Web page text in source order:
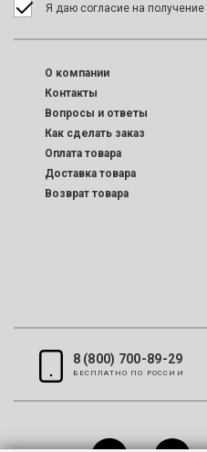
Я даю согласие на получение
O компании
Контакты
Вопросы и ответы
Как сделать заказ
Оплата товара
Доставка товара
Возврат товара
8 (800) 700-89-29
БЕСПЛАТНО ПО РОССИИ